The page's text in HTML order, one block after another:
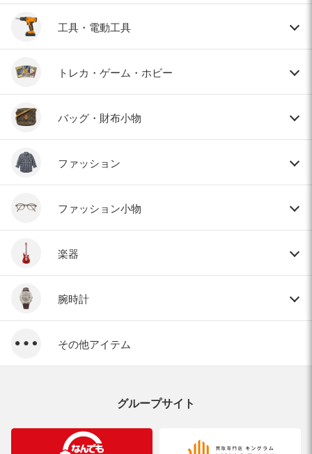
工具・電動工具
トレカ・ゲーム・ホビー
バッグ・財布小物
ファッション
ファッション小物
楽器
腕時計
その他アイテム
グループサイト